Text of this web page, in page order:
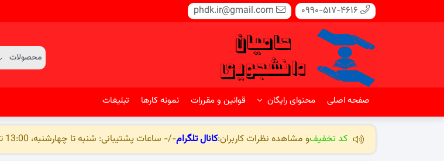
0990-517-4616
phdk.ir@gmail.com
صفحه اصلی محتوای رایگان قوانین و مقررات نمونه کارها تبلیغات
کد تخفیفو مشاهده نظرات کاربران:کانال تلگرام-/- ساعات پشتیبانی: شنبه تا چهارشنبه، 13:00 تا 01:00 -/-